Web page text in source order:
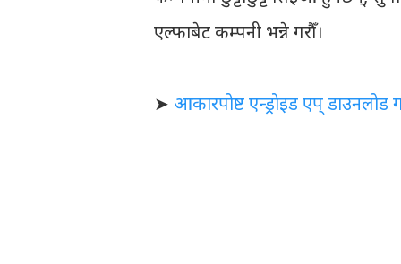
एल्फाबेट कम्पनी भन्ने गरौँ।
➤ आकारपोष्ट एन्ड्रोइड एप् डाउनलोड